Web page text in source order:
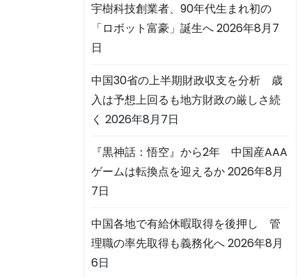
宇樹科技創業者、90年代生まれ初の
「ロボット富豪」誕生へ2026年8月7
日
中国30省の上半期財政収支を分析 歳
入は予想上回るも地方財政の厳しさ続
く 2026年8月7日
『黒神話：悟空』から2年 中国産AAA
ゲームは転換点を迎えるか2026年8月
7日
中国各地で有給休暇取得を後押し 管
理職の率先取得も義務化へ2026年8月
6日